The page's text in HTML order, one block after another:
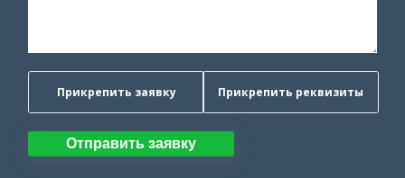
Прикрепить заявку Прикрепить реквизиты
Отправить заявку